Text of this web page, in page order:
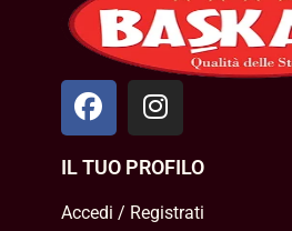
IL TUO PROFILO
Accedi / Registrati